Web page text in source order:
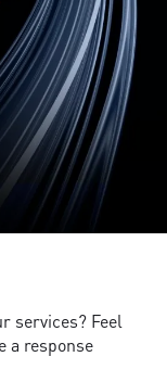
services? Feel
a response